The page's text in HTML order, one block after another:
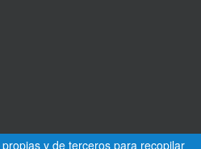
y de terceros para recopilar